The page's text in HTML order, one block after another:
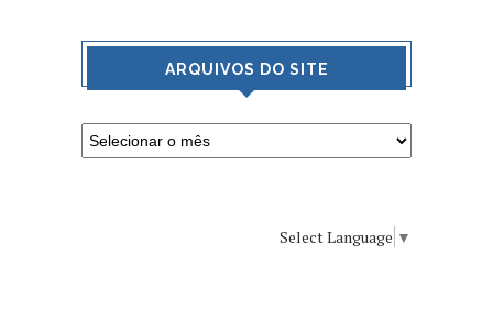
ARQUIVOS DO SITE
Select Language ▼